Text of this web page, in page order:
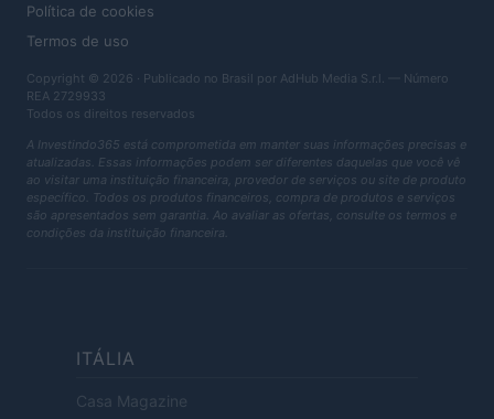
Política de cookies
Termos de uso
Copyright © 2026 · Publicado no Brasil por AdHub Media S.r.l. — Número
REA 2729933
Todos os direitos reservados
A Investindo365 está comprometida em manter suas informações precisas e
atualizadas. Essas informações podem ser diferentes daquelas que você vê
ao visitar uma instituição financeira, provedor de serviços ou site de produto
específico. Todos os produtos financeiros, compra de produtos e serviços
são apresentados sem garantia. Ao avaliar as ofertas, consulte os termos e
condições da instituição financeira.
ITÁLIA
Casa Magazine